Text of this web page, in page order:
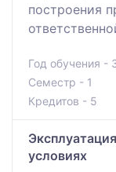
построения
Год обучения -
Семестр - 1
Кредитов - 5
условиях